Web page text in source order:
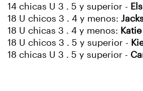
14 chicas U 3 . 5 y superior -
18 U chicos 3 . 4 y menos:
18 U chicas 3 . 4 y menos:
18 U chicos 3 . 5 y superior -
18 chicas U 3 . 5 y superior -